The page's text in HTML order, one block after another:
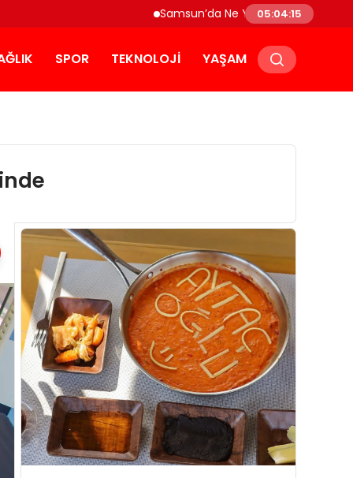
Samsun’da Ne Yenir? Çakallı Menemeni
05:04:16
SPOR TEKNOLOJI YAŞAM